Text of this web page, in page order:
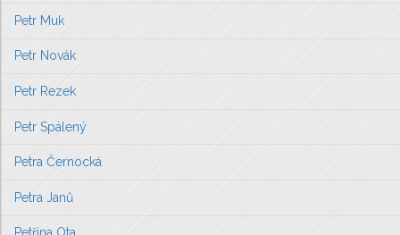
Petr Muk
Petr Novák
Petr Rezek
Petr Spálený
Petra Černocká
Petra Janů